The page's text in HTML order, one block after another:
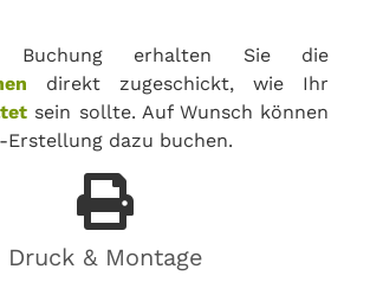
Buchung erhalten Sie die
direkt zugeschickt, wie Ihr
sein sollte. Auf Wunsch können
Erstellung dazu buchen.
Druck & Montage